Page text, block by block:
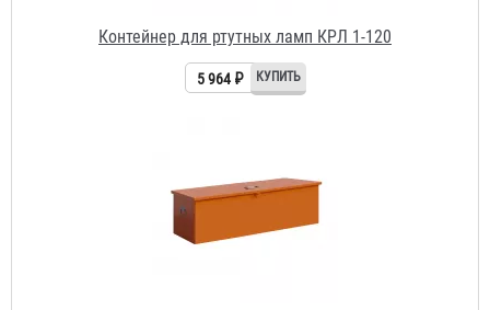
Контейнер для ртутных ламп КРЛ 1-30